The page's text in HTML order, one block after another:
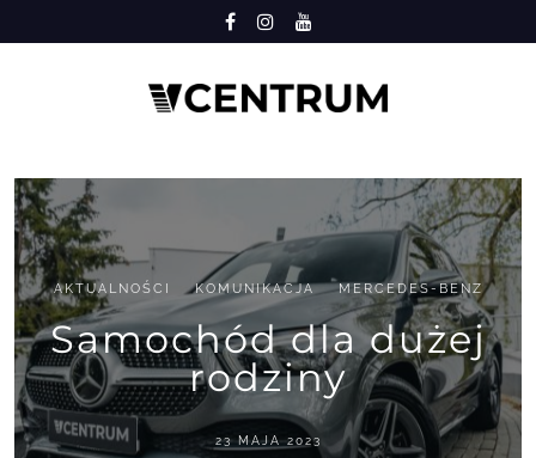
do
AKTUALNOŚCI KOMUNIKACJA MERCEDES-BENZ
Samochód dla dużej
rodziny
23 MAJA 2023